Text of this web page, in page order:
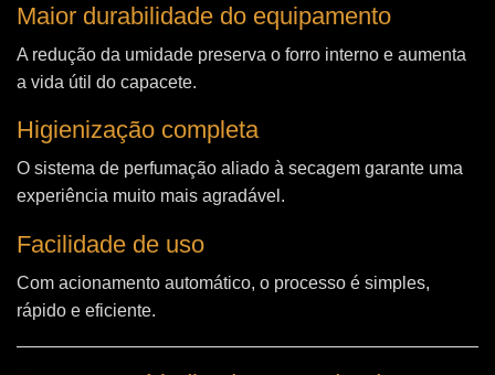
Maior durabilidade do equipamento
A redução da umidade preserva o forro interno e aumenta
a vida útil do capacete.
Higienização completa
O sistema de perfumação aliado à secagem garante uma
experiência muito mais agradável.
Facilidade de uso
Com acionamento automático, o processo é simples,
rápido e eficiente.